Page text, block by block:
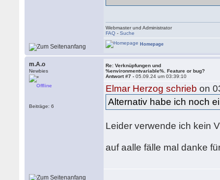
Webmaster und Administrator
FAQ -Suche
Homepage
m.A.o
Newbies
Offline
Beiträge: 6
Re: Verknüpfungen und
%environmentvariable%. Feature or bug?
Antwort #7 -05.09.24 um 03:39:10
Elmar Herzog schrieb on
Alternativ habe ich noch
Leider verwende ich kein
auf aalle fälle mal danke